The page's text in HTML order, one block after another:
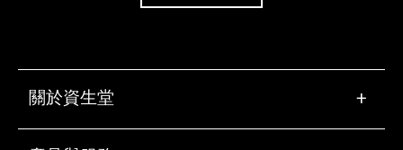
關於資生堂 +